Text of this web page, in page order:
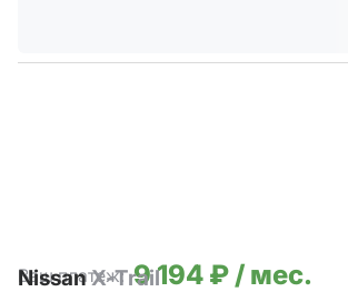
Ваш платеж: 9 194 ₽ / мес.
NissanX-Trail